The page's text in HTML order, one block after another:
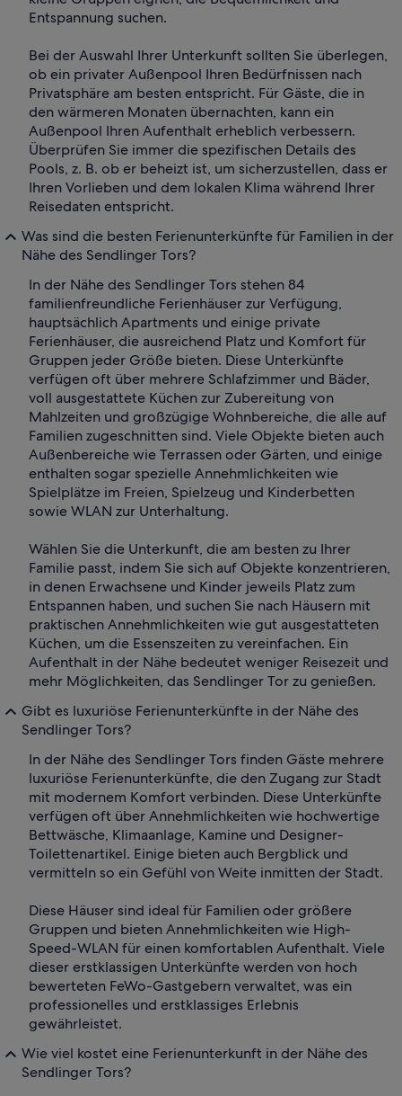
Entspannung suchen.
Bei der Auswahl Ihrer Unterkunft sollten Sie überlegen,
ob ein privater Außenpool Ihren Bedürfnissen nach
Privatsphäre am besten entspricht. Für Gäste, die in
den wärmeren Monaten übernachten, kann ein
Außenpool Ihren Aufenthalt erheblich verbessern.
Überprüfen Sie immer die spezifischen Details des
Pools, z. B. ob er beheizt ist, um sicherzustellen, dass er
Ihren Vorlieben und dem lokalen Klima während Ihrer
Reisedaten entspricht.
Was sind die besten Ferienunterkünfte für Familien in der
Nähe des Sendlinger Tors?
In der Nähe des Sendlinger Tors stehen 84
familienfreundliche Ferienhäuser zur Verfügung,
hauptsächlich Apartments und einige private
Ferienhäuser, die ausreichend Platz und Komfort für
Gruppen jeder Größe bieten. Diese Unterkünfte
verfügen oft über mehrere Schlafzimmer und Bäder,
voll ausgestattete Küchen zur Zubereitung von
Mahlzeiten und großzügige Wohnbereiche, die alle auf
Familien zugeschnitten sind. Viele Objekte bieten auch
Außenbereiche wie Terrassen oder Gärten, und einige
enthalten sogar spezielle Annehmlichkeiten wie
Spielplätze im Freien, Spielzeug und Kinderbetten
sowie WLAN zur Unterhaltung.
Wählen Sie die Unterkunft, die am besten zu Ihrer
Familie passt, indem Sie sich auf Objekte konzentrieren,
in denen Erwachsene und Kinder jeweils Platz zum
Entspannen haben, und suchen Sie nach Häusern mit
praktischen Annehmlichkeiten wie gut ausgestatteten
Küchen, um die Essenszeiten zu vereinfachen. Ein
Aufenthalt in der Nähe bedeutet weniger Reisezeit und
mehr Möglichkeiten, das Sendlinger Tor zu genießen.
Gibt es luxuriöse Ferienunterkünfte in der Nähe des
Sendlinger Tors?
In der Nähe des Sendlinger Tors finden Gäste mehrere
luxuriöse Ferienunterkünfte, die den Zugang zur Stadt
mit modernem Komfort verbinden. Diese Unterkünfte
verfügen oft über Annehmlichkeiten wie hochwertige
Bettwäsche, Klimaanlage, Kamine und Designer-
Toilettenartikel. Einige bieten auch Bergblick und
vermitteln so ein Gefühl von Weite inmitten der Stadt.
Diese Häuser sind ideal für Familien oder größere
Gruppen und bieten Annehmlichkeiten wie High-
Speed-WLAN für einen komfortablen Aufenthalt. Viele
dieser erstklassigen Unterkünfte werden von hoch
bewerteten FeWo-Gastgebern verwaltet, was ein
professionelles und erstklassiges Erlebnis
gewährleistet.
Wie viel kostet eine Ferienunterkunft in der Nähe des
Sendlinger Tors?